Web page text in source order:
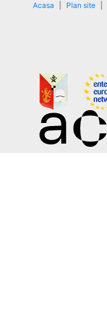
Acasa Plan site